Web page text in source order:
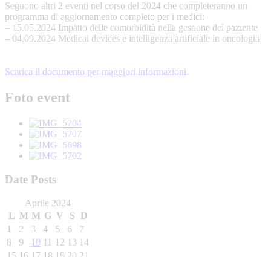
Seguono altri 2 eventi nel corso del 2024 che completeranno un
programma di aggiornamento completo per i medici:
– 15.05.2024 Impatto delle comorbidità nella gestione del paziente
– 04.09.2024 Medical devices e intelligenza artificiale in oncologia
Scarica il documento per maggiori informazioni
Foto event
Date Posts
Aprile 2024
L M M G V S
D
1
2 3 4 5 6
7
8
9 10 11 12 13 14